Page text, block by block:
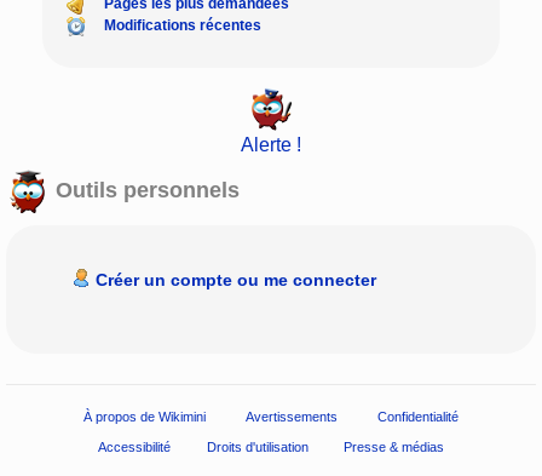
Pages les plus demandées
Modifications récentes
Alerte !
Outils personnels
Créer un compte ou me connecter
À propos de Wikimini Avertissements Confidentialité
Accessibilité Droits d'utilisation Presse & médias